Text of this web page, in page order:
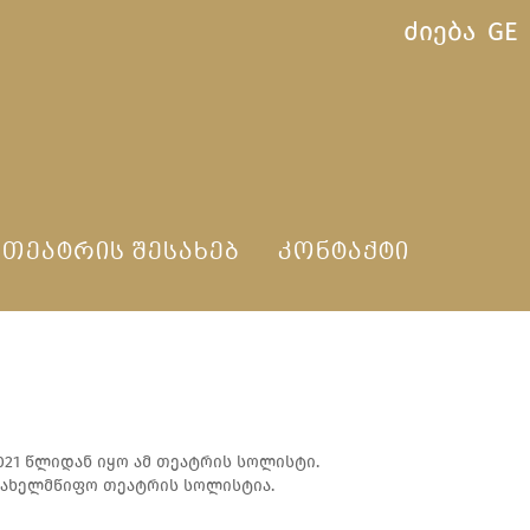
GE
ძიება
ᲗᲔᲐᲢᲠᲘᲡ ᲨᲔᲡᲐᲮᲔᲑ ᲙᲝᲜᲢᲐᲥᲢᲘ
წლიდან იყო ამ თეატრის სოლისტი.
თეატრის სოლისტია.